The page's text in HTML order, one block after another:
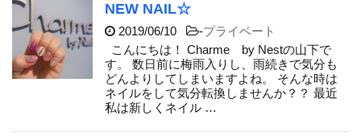
NEW NAIL☆
2019/06/10 -プライベート
こんにちは！ Charme by Nestの山下で
す。 数日前に梅雨入りし、雨続きで気分も
どんよりしてしまいますよね。 そんな時は
ネイルをして気分転換しませんか？？ 最近
私は新しくネイル …